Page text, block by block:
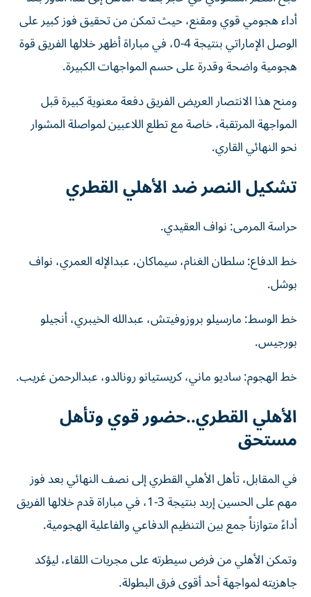
أداء هجومي قوي ومقنع، حيث تمكن من تحقيق فوز كبير على
الوصل الإماراتي بنتيجة 4-0، في مباراة أظهر خلالها الفريق قوة
هجومية واضحة وقدرة على حسم المواجهات الكبيرة.
ومنح هذا الانتصار العريض الفريق دفعة معنوية كبيرة قبل
المواجهة المرتقبة، خاصة مع تطلع اللاعبين لمواصلة المشوار
نحو النهائي القاري.
تشكيل النصر ضد الأهلي القطري
حراسة المرمى: نواف العقيدي.
خط الدفاع: سلطان الغنام، سيماكان، عبدالإله العمري، نواف
بوشل.
خط الوسط: مارسيلو بروزوفيتش، عبدالله الخيبري، أنجيلو
بورجيس.
خط الهجوم: ساديو ماني، كريستيانو رونالدو، عبدالرحمن غريب.
الأهلي القطري..حضور قوي وتأهل
مستحق
في المقابل، تأهل الأهلي القطري إلى نصف النهائي بعد فوز
مهم على الحسين إربد بنتيجة 3-1، في مباراة قدم خلالها الفريق
أداءً متوازناً جمع بين التنظيم الدفاعي والفاعلية الهجومية.
وتمكن الأهلي من فرض سيطرته على مجريات اللقاء، ليؤكد
جاهزيته لمواجهة أحد أقوى فرق البطولة.